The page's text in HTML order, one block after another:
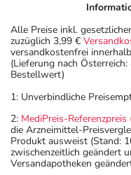
Alle Preise inkl.
zuzüglich 3,99 €
versandkostenfrei
(Lieferung nach
Bestellwert)
1: Unverbindliche
2: MediPreis-Referenzpreis
die Arzneimittel-
Produkt ausweist (Stand:
zwischenzeitlich geändert
Versandapotheken